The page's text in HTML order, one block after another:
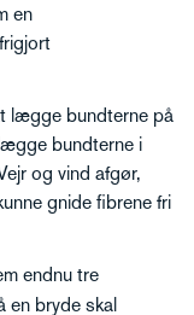
en
lægge bundterne på
bundterne i
og vind afgør,
gnide fibrene fri
endnu tre
en bryde skal